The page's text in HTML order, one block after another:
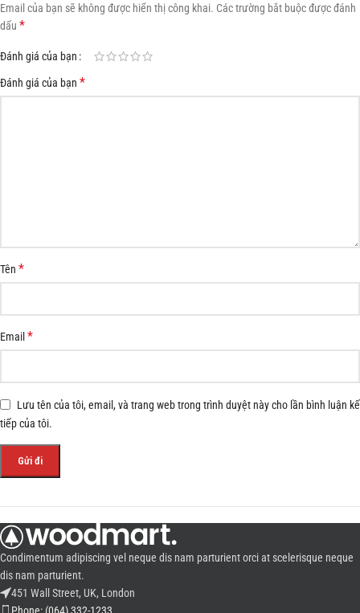
Email của bạn sẽ không được hiển thị công khai. Các trường bắt buộc được đánh
dấu *
Đánh giá của bạn
Đánh giá của bạn *
Tên *
Email*
Lưu tên của tôi, email, và trang web trong trình duyệt này cho lần bình luận kế
tiếp của tôi.
Condimentum adipiscing vel neque dis nam parturient orci at scelerisque neque
dis nam parturient.
451 Wall Street, UK, London
Phone: (064) 332-1233